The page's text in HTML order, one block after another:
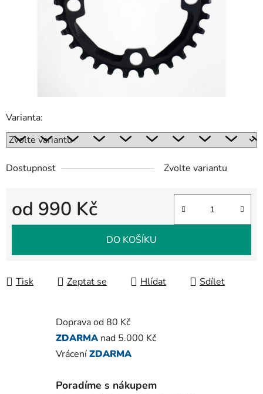
Varianta:
Dostupnost Zvolte variantu
od 990 Kč
Měrná cena:
DO KOŠÍKU
Tisk Zeptat se Hlídat Sdílet
Doprava od 80 Kč
ZDARMA nad 5.000 Kč
VráceníZDARMA
Poradíme s nákupem